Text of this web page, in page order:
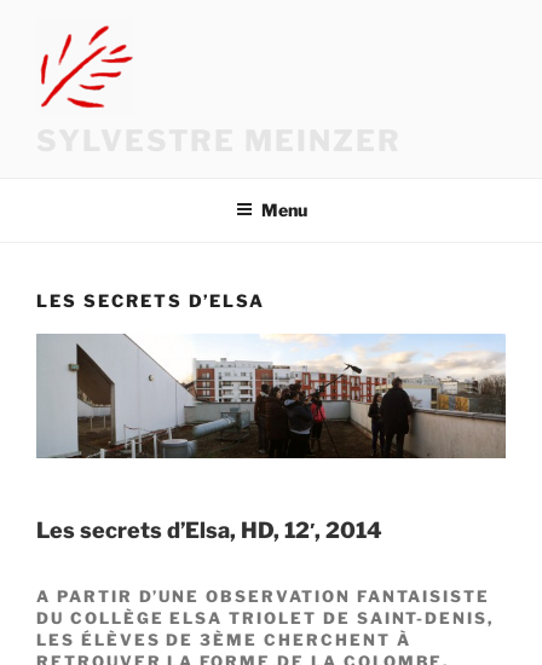
contenu
principal
Menu
LES SECRETS D’ELSA
Les secrets d’Elsa, HD, 12′, 2014
A PARTIR D’UNE OBSERVATION FANTAISISTE
DU COLLÈGE ELSA TRIOLET DE SAINT-DENIS,
LES ÉLÈVES DE 3ÈME CHERCHENT À
RETROUVER LA FORME DE LA COLOMBE,